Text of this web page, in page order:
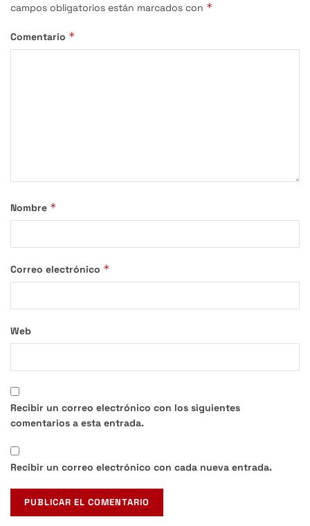
campos obligatorios están marcados con *
Comentario *
Nombre *
Correo electrónico *
Web
Recibir un correo electrónico con los siguientes
comentarios a esta entrada.
Recibir un correo electrónico con cada nueva entrada.